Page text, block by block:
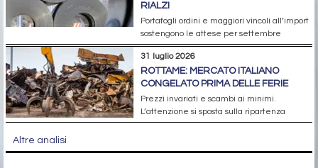
RIALZI
Portafogli ordini e maggiori vincoli all’import
sostengono le attese per settembre
31 luglio 2026
ROTTAME: MERCATO ITALIANO
CONGELATO PRIMA DELLE FERIE
Prezzi invariati e scambi ai minimi.
L’attenzione si sposta sulla ripartenza
Altre analisi